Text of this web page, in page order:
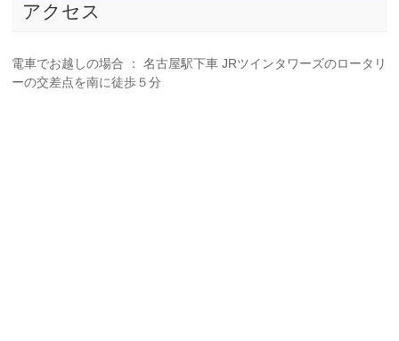
アクセス
電車でお越しの場合 ： 名古屋駅下車 JRツインタワーズのロータリ
ーの交差点を南に徒歩５分